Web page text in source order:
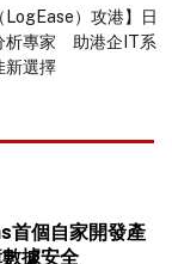
LogEase）攻港】日
析專家 助港企IT系
新選擇
首個自家開發產
據安全